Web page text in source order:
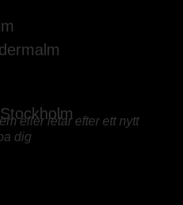
eller letar efter ett nytt
dig